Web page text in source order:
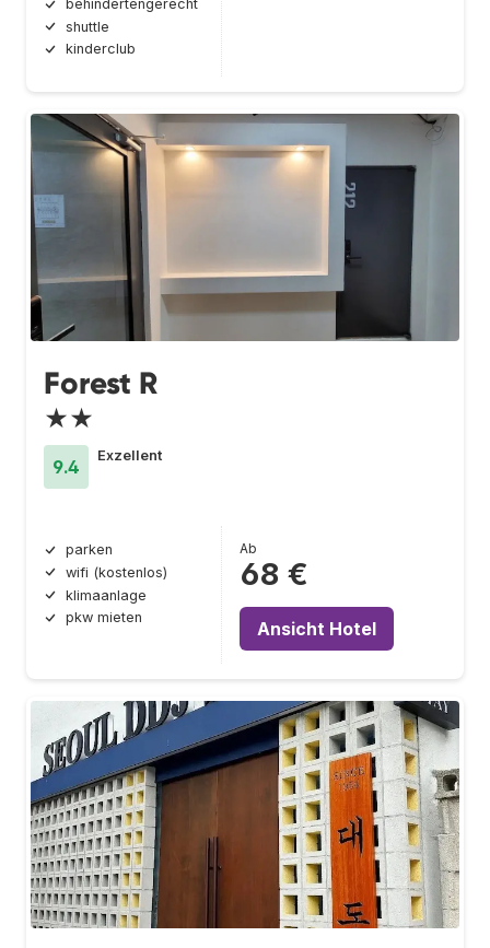
behindertengerecht
shuttle
kinderclub
Forest R
★★
9.4
Exzellent
parken
wifi (kostenlos)
klimaanlage
pkw mieten
Ab
68 €
Ansicht Hotel